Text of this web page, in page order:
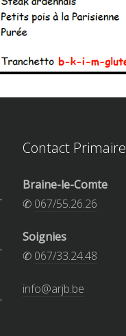
Contact Primaire
Braine-le-Comte
✆ 067/55.26.26
Soignies
✆ 067/33.24.48
info@arjb.be